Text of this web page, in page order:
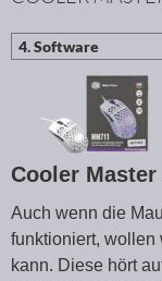
Cooler
Auch wenn die
funktioniert, wollen
kann. Diese hört